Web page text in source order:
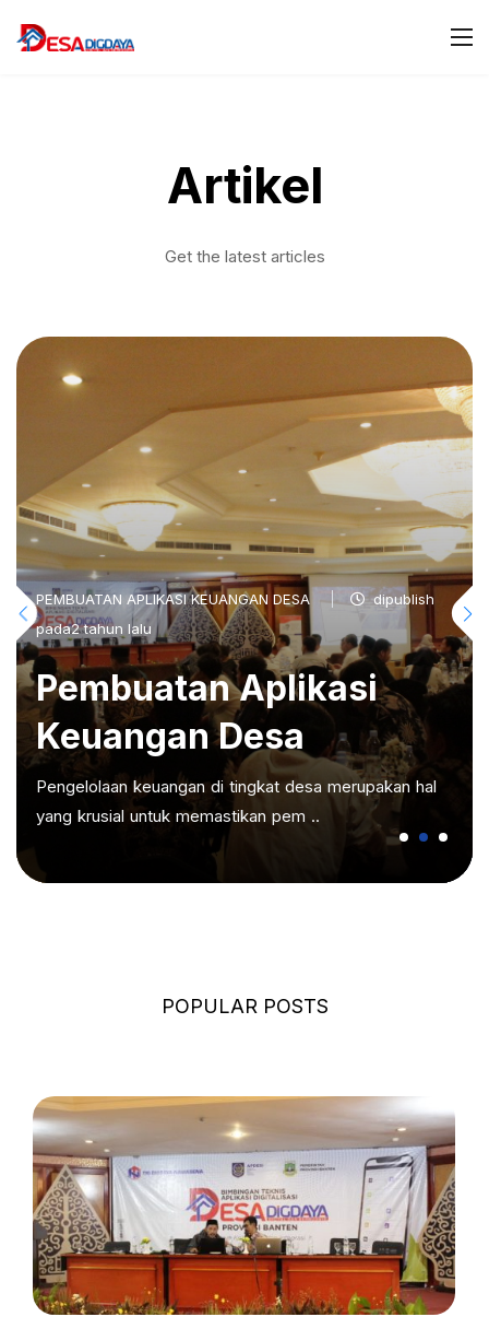
Artikel
Get the latest articles
PEMBUATAN APLIKASI KEUANGAN DESA
dipublish
pada2 tahun lalu
Pembuatan Aplikasi
Keuangan Desa
Pengelolaan keuangan di tingkat desa merupakan hal
yang krusial untuk memastikan pem ..
POPULAR POSTS